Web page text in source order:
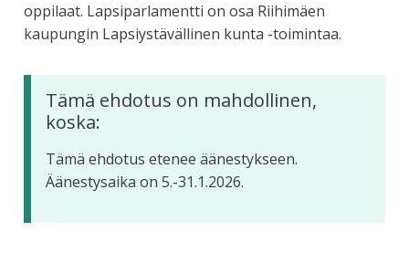
oppilaat. Lapsiparlamentti on osa Riihimäen
kaupungin Lapsiystävällinen kunta -toimintaa.
Tämä ehdotus on mahdollinen,
koska:
Tämä ehdotus etenee äänestykseen.
Äänestysaika on 5.-31.1.2026.